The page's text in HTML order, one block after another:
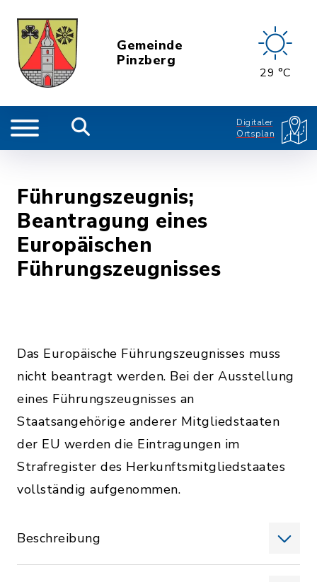
Gemeinde
Pinzberg
29 °C
Digitaler
Ortsplan
Führungszeugnis;
Beantragung eines
Europäischen
Führungszeugnisses
Das Europäische Führungszeugnisses muss
nicht beantragt werden. Bei der Ausstellung
eines Führungszeugnisses an
Staatsangehörige anderer Mitgliedstaaten
der EU werden die Eintragungen im
Strafregister des Herkunftsmitgliedstaates
vollständig aufgenommen.
Beschreibung